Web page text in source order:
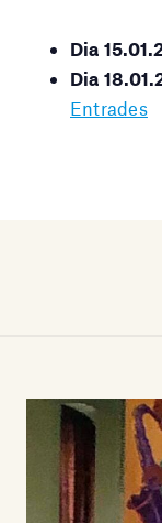
Dia
Dia
Entrades